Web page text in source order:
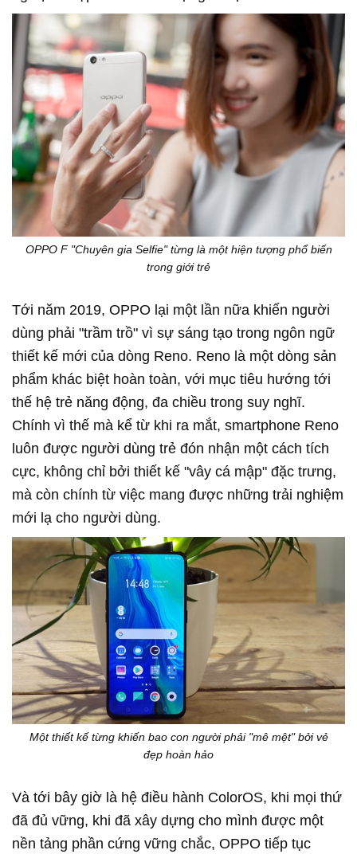
OPPO F "Chuyên gia Selfie" từng là một hiện tượng phổ biến
trong giới trẻ
Tới năm 2019, OPPO lại một lần nữa khiến người
dùng phải "trầm trồ" vì sự sáng tạo trong ngôn ngữ
thiết kế mới của dòng Reno. Reno là một dòng sản
phẩm khác biệt hoàn toàn, với mục tiêu hướng tới
thế hệ trẻ năng động, đa chiều trong suy nghĩ.
Chính vì thế mà kể từ khi ra mắt, smartphone Reno
luôn được người dùng trẻ đón nhận một cách tích
cực, không chỉ bởi thiết kế "vây cá mập" đặc trưng,
mà còn chính từ việc mang được những trải nghiệm
mới lạ cho người dùng.
Một thiết kế từng khiến bao con người phải "mê mệt" bởi vẻ
đẹp hoàn hảo
Và tới bây giờ là hệ điều hành ColorOS, khi mọi thứ
đã đủ vững, khi đã xây dựng cho mình được một
nền tảng phần cứng vững chắc, OPPO tiếp tục